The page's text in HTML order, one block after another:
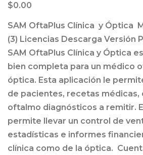
$0.00
SAM OftaPlus Clínica y Óptica
(3) Licencias Descarga Versión
SAM OftaPlus Clínica y Óptica
bien completa para un médico
óptica. Esta aplicación le
de pacientes, recetas médicas,
oftalmo diagnósticos a remitir.
permite llevar un control de
estadísticas e informes
clínica como de la óptica.